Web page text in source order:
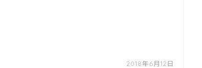
2018年6月12日